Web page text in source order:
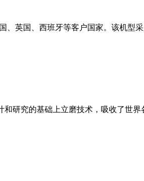
、英国、西班牙等客户国家。该机
研究的基础上立磨技术，吸收了世